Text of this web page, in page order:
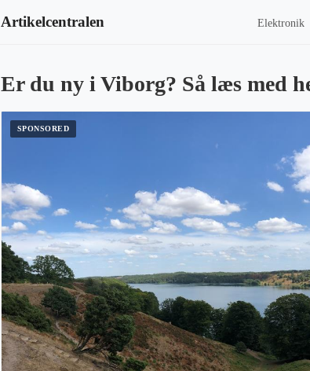
Artikelcentralen Elektronik
Er du ny i Viborg? Så læs med